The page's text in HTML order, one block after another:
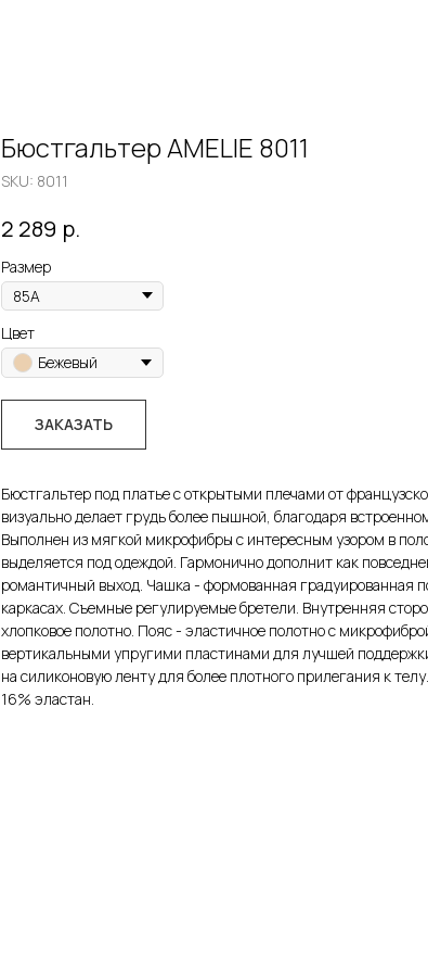
Бюстгальтер AMELIE 8011
SKU: 8011
2 289 р.
Размер
Цвет
Бежевый
ЗАКАЗАТЬ
Бюстгальтер под платье с открытыми плечами от
визуально делает грудь более пышной, благодаря
Выполнен из мягкой микрофибры с интересным узором в
выделяется под одеждой. Гармонично дополнит как
романтичный выход. Чашка - формованная градуированная
каркасах. Съемные регулируемые бретели. Внутренняя
хлопковое полотно. Пояс - эластичное полотно с
вертикальными упругими пластинами для лучшей
на силиконовую ленту для более плотного прилегания к
16% эластан.